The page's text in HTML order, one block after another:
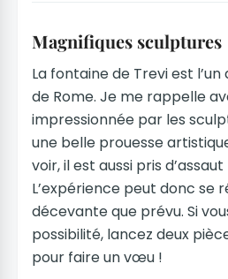
Magnifiques sculptures
La fontaine de Trevi est l’un
de Rome. Je me rappelle
impressionnée par les
une belle prouesse
voir, il est aussi pris
L’expérience peut donc se
décevante que prévu. Si
possibilité, lancez deux
pour faire un vœu !